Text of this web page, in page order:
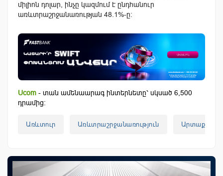
միլիոն դոլար, ինչը կազմում է ընդհանուր
առևտրաշրջանառության 48.1%-ը։
Ucom - տան ամենաարագ ինտերնետը՝ սկսած 6,500
դրամից:
Առևտուր Առևտրաշրջանառություն Արտաքին